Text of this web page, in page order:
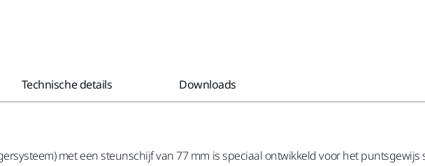
Technische details Downloads
met een steunschijf van 77 mm is speciaal ontwikkeld voor het